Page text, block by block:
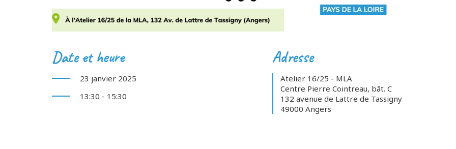
Date et heure
23 janvier 2025
13:30 - 15:30
Adresse
Atelier 16/25 - MLA
Centre Pierre Cointreau, bât. C
132 avenue de Lattre de Tassigny
49000 Angers